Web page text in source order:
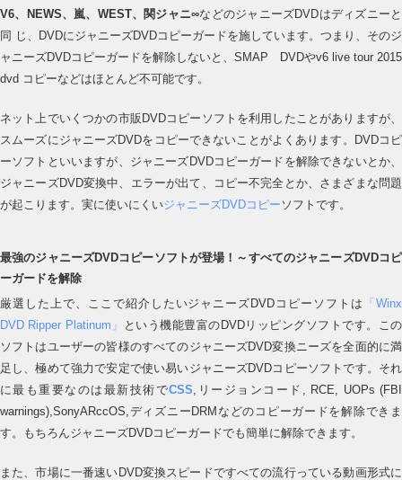
V6、NEWS、嵐、WEST、関ジャニ∞などのジャニーズDVDはディズニーと
同 じ、DVDにジャニーズDVDコピーガードを施しています。つまり、そのジ
ャニーズDVDコピーガードを解除しないと、SMAP DVDやv6 live tour 2015
dvd コピーなどはほとんど不可能です。
ネット上でいくつかの市販DVDコピーソフトを利用したことがありますが、
スムーズにジャニーズDVDをコピーできないことがよくあります。DVDコピ
ーソフトといいますが、ジャニーズDVDコピーガードを解除できないとか、
ジャニーズDVD変換中、エラーが出て、コピー不完全とか、さまざまな問題
が起こります。実に使いにくいジャニーズDVDコピー ソフトです。
最強のジャニーズDVDコピーソフトが登場！～すべてのジャニーズDVDコピ
ーガードを解除
厳選した上で、ここで紹介したいジャニーズDVDコピーソフトは 「Winx
DVD Ripper Platinum」
という機能豊富のDVDリッピングソフトです。この
ソフトはユーザーの皆様のすべてのジャニーズDVD変換ニーズを全面的に満
足し、極めて強力で安定で使い易いジャニーズDVDコピーソフトです。それ
に最も重要なのは最新技術でCSS,リージョンコード, RCE, UOPs (FBI
warnings),SonyARccOS,ディズニーDRMなどのコピーガードを解除できま
す。もちろんジャニーズDVDコピーガードでも簡単に解除できます。
また、市場に一番速いDVD変換スピードですべての流行っている動画形式に